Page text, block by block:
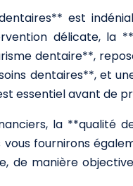
est
délicate, la
dentaire**,
dentaires**, et
essentiel avant de
la **qualité
fournirons
de manière